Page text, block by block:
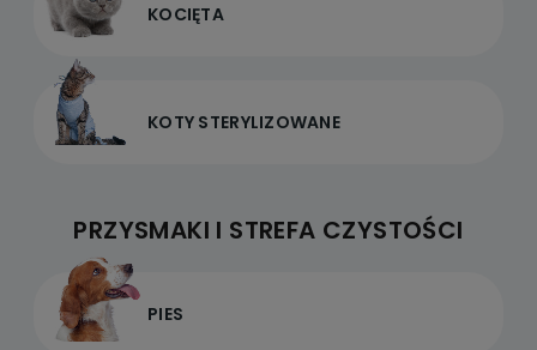
KOCIĘTA
KOTY STERYLIZOWANE
PRZYSMAKI I STREFA CZYSTOŚCI
PIES